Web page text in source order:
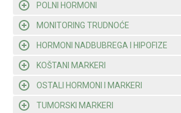
POLNI HORMONI
MONITORING TRUDNOĆE
HORMONI NADBUBREGA I HIPOFIZE
KOŠTANI MARKERI
OSTALI HORMONI I MARKERI
TUMORSKI MARKERI